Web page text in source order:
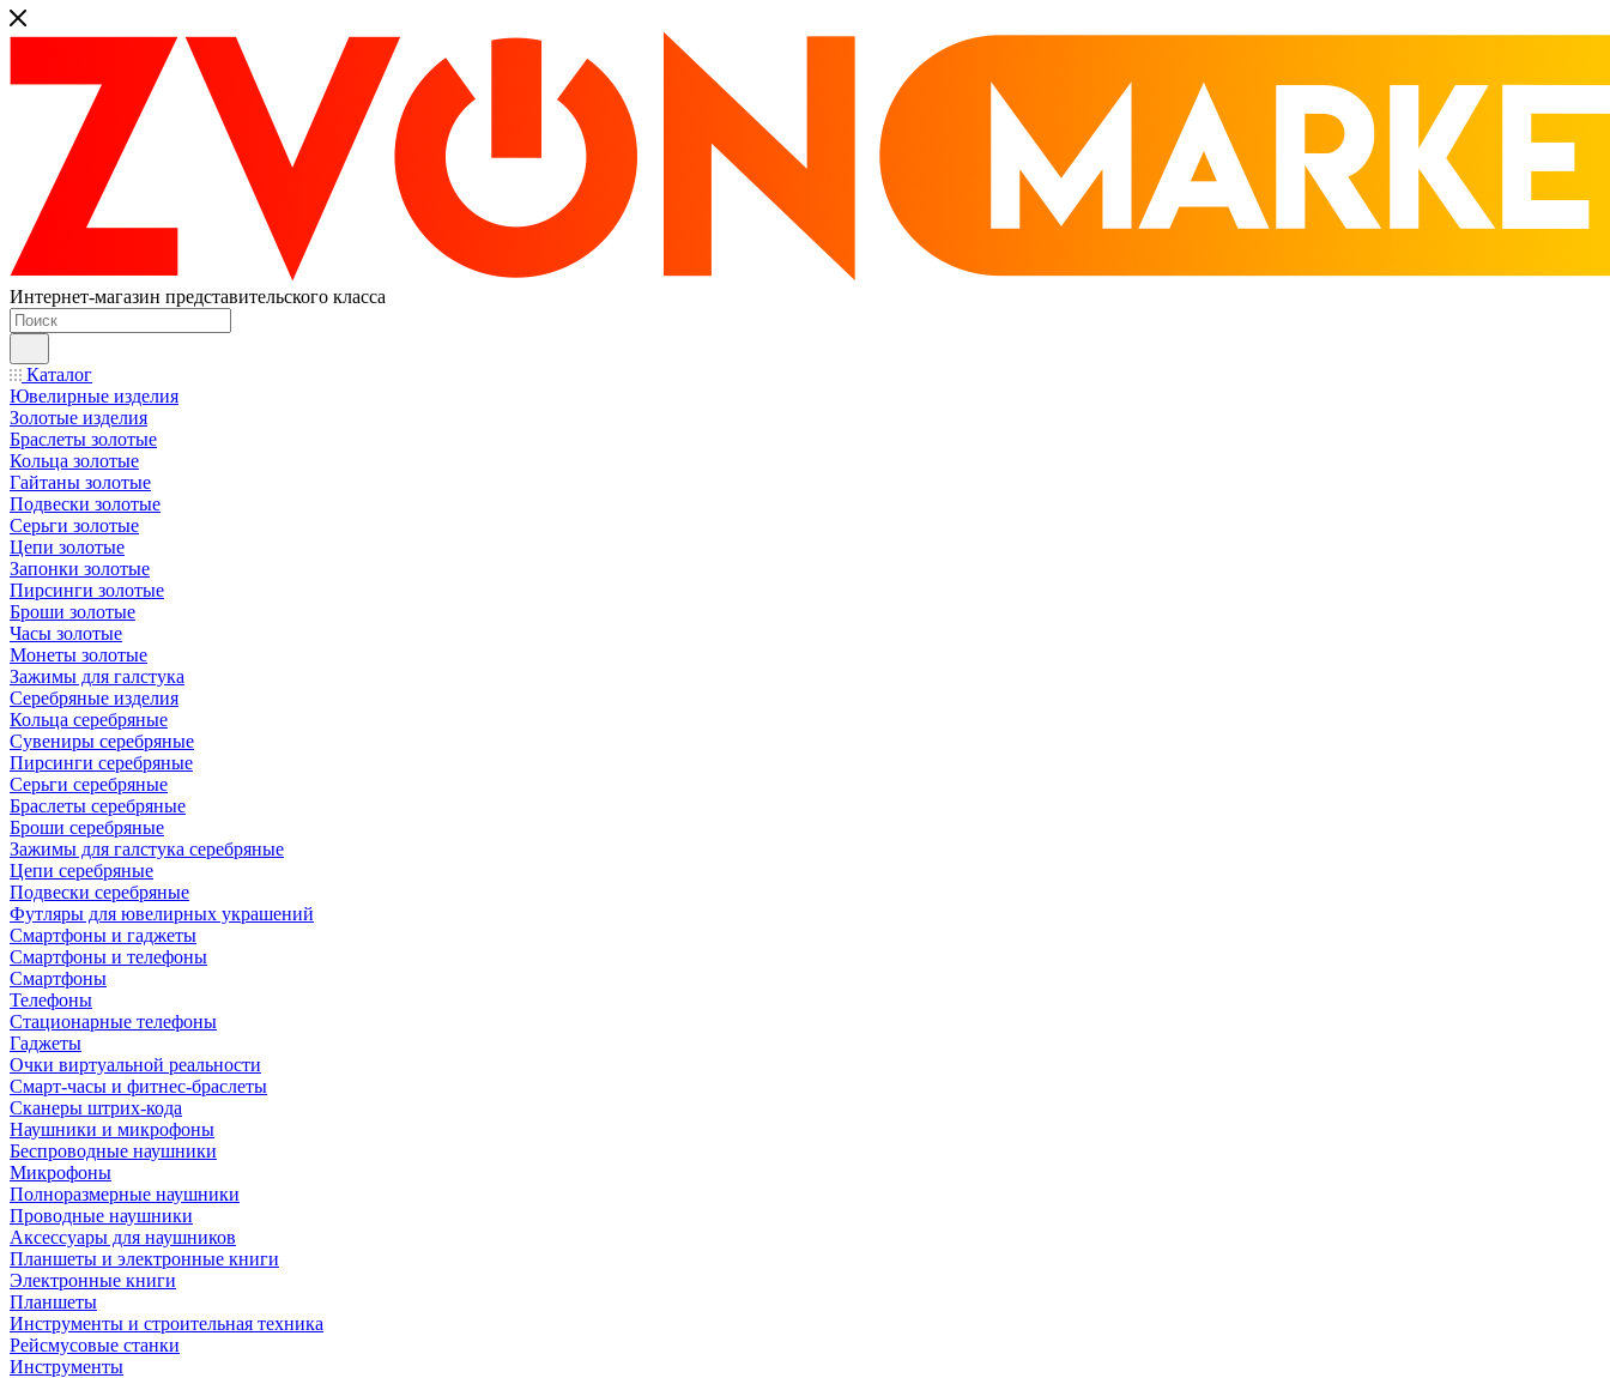
Интернет-магазин представительского класса
Каталог
Ювелирные изделия
Золотые изделия
Браслеты золотые
Кольца золотые
Гайтаны золотые
Подвески золотые
Серьги золотые
Цепи золотые
Запонки золотые
Пирсинги золотые
Броши золотые
Часы золотые
Монеты золотые
Зажимы для галстука
Серебряные изделия
Кольца серебряные
Сувениры серебряные
Пирсинги серебряные
Серьги серебряные
Браслеты серебряные
Броши серебряные
Зажимы для галстука серебряные
Цепи серебряные
Подвески серебряные
Футляры для ювелирных украшений
Смартфоны и гаджеты
Смартфоны и телефоны
Смартфоны
Телефоны
Стационарные телефоны
Гаджеты
Очки виртуальной реальности
Смарт-часы и фитнес-браслеты
Сканеры штрих-кода
Наушники и микрофоны
Беспроводные наушники
Микрофоны
Полноразмерные наушники
Проводные наушники
Аксессуары для наушников
Планшеты и электронные книги
Электронные книги
Планшеты
Инструменты и строительная техника
Рейсмусовые станки
Инструменты